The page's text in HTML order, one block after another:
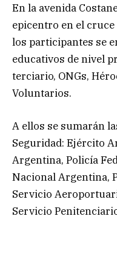
En la avenida
epicentro en el
los participantes se
educativos de nivel
terciario, ONGs,
Voluntarios.
A ellos se sumarán
Seguridad: Ejército
Argentina, Policía
Nacional Argentina,
Servicio
Servicio